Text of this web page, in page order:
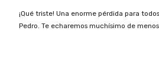
¡Qué triste! Una enorme pérdida para
Pedro. Te echaremos muchísimo de